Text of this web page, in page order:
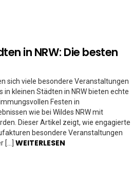
in NRW: Die besten
sich viele besondere Veranstaltungen
kleinen Städten in NRW bieten echte
Festen in
wie bei Wildes NRW mit
Dieser Artikel zeigt, wie engagierte
besondere Veranstaltungen
[…] WEITERLESEN